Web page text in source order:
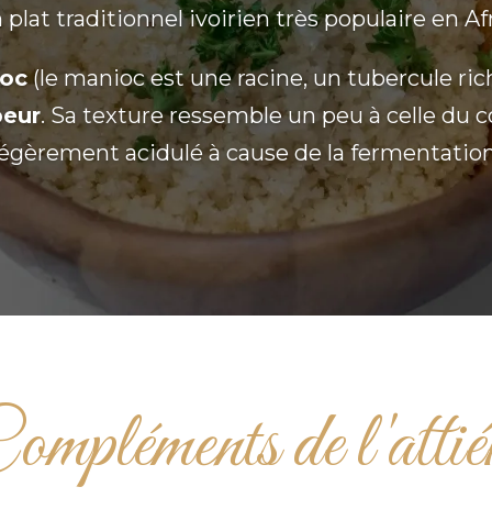
traditionnel ivoirien très populaire en
(le manioc est une racine, un tubercule
. Sa texture ressemble un peu à celle du
acidulé à cause de la
de